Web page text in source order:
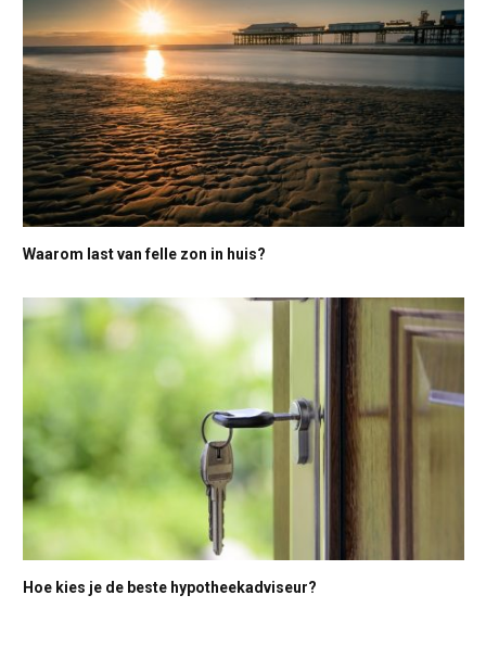
Waarom last van felle zon in huis?
Hoe kies je de beste hypotheekadviseur?